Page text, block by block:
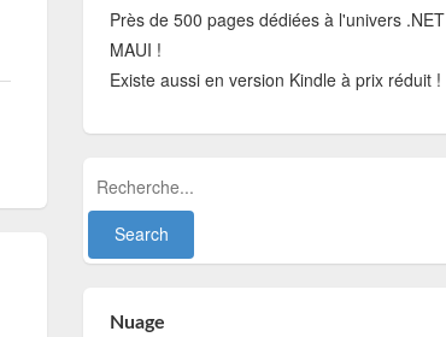
Près de 500 pages dédiées à l'univers .NET
MAUI !
Existe aussi en version Kindle à prix réduit !
Nuage